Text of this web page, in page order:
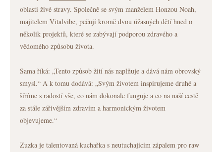
oblasti živé stravy. Společně se svým manželem Honzou Noah,
majitelem Vitalvibe, pečují kromě dvou úžasných dětí hned o
několik projektů, které se zabývají podporou zdravého a
vědomého způsobu života.
Sama říká: „Tento způsob žití nás naplňuje a dává nám obrovský
smysl.“ A k tomu dodává: „Svým životem inspirujeme druhé a
šíříme s radostí vše, co nám dokonale funguje a co na naší cestě
za stále zářivějším zdravím a harmonickým životem
objevujeme.“
Zuzka je talentovaná kuchařka s neutuchajícím zápalem pro raw